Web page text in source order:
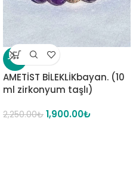
-16%
AMETİST BİLEKLİKbayan. (10
ml zirkonyum taşlı)
2,250.00₺ 1,900.00₺